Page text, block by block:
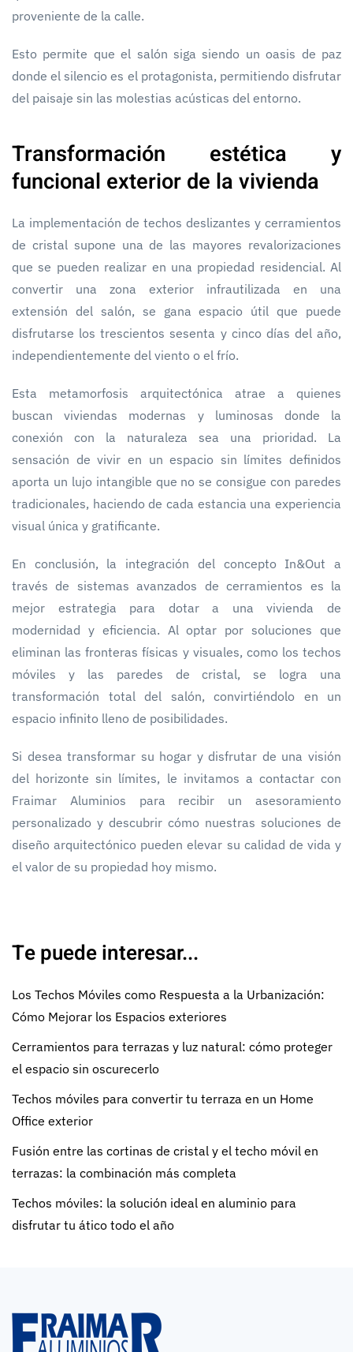
proveniente de la calle.
Esto permite que el salón siga siendo un oasis de paz
donde el silencio es el protagonista, permitiendo disfrutar
del paisaje sin las molestias acústicas del entorno.
Transformación estética y
funcional exterior de la vivienda
La implementación de techos deslizantes y cerramientos
de cristal supone una de las mayores revalorizaciones
que se pueden realizar en una propiedad residencial. Al
convertir una zona exterior infrautilizada en una
extensión del salón, se gana espacio útil que puede
disfrutarse los trescientos sesenta y cinco días del año,
independientemente del viento o el frío.
Esta metamorfosis arquitectónica atrae a quienes
buscan viviendas modernas y luminosas donde la
conexión con la naturaleza sea una prioridad. La
sensación de vivir en un espacio sin límites definidos
aporta un lujo intangible que no se consigue con paredes
tradicionales, haciendo de cada estancia una experiencia
visual única y gratificante.
En conclusión, la integración del concepto In&Out a
través de sistemas avanzados de cerramientos es la
mejor estrategia para dotar a una vivienda de
modernidad y eficiencia. Al optar por soluciones que
eliminan las fronteras físicas y visuales, como los techos
móviles y las paredes de cristal, se logra una
transformación total del salón, convirtiéndolo en un
espacio infinito lleno de posibilidades.
Si desea transformar su hogar y disfrutar de una visión
del horizonte sin límites, le invitamos a contactar con
Fraimar Aluminios para recibir un asesoramiento
personalizado y descubrir cómo nuestras soluciones de
diseño arquitectónico pueden elevar su calidad de vida y
el valor de su propiedad hoy mismo.
Te puede interesar...
Los Techos Móviles como Respuesta a la Urbanización:
Cómo Mejorar los Espacios exteriores
Cerramientos para terrazas y luz natural: cómo proteger
el espacio sin oscurecerlo
Techos móviles para convertir tu terraza en un Home
Office exterior
Fusión entre las cortinas de cristal y el techo móvil en
terrazas: la combinación más completa
Techos móviles: la solución ideal en aluminio para
disfrutar tu ático todo el año